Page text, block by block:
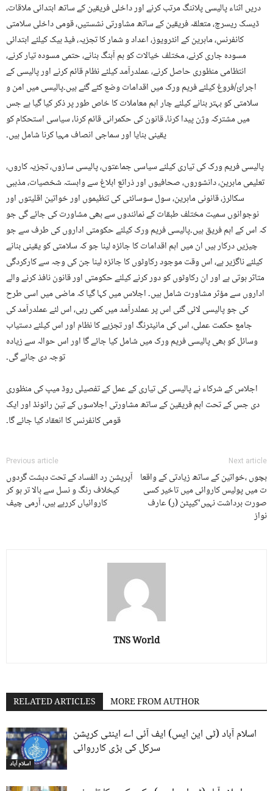
دریں اثناء پالیسی پلاننگ مرتب کرنے اور داخلی فریقین کے ساتھ ابتدائی ملاقات،
ڈیسک ریسرچ، متعلقہ فریقین کے ساتھ مشاورتی نشستیں، قومی داخلی سلامتی
کانفرنس، ماہرین کے انٹرویوز، اعداد و شمار کا تجزیہ، فیڈ بیک کیلئے ابتدائی
مسودہ جاری کرنے، مختلف خیالات کو ہم آہنگ بنانے، حتمی مسودہ تیار کرنے،
انتظامی منظوری حاصل کرنے، عملدرآمد کیلئے نظام قائم کرنے اور پالیسی کے
اجرائ/فروغ کیلئے فریم ورک میں اقدامات وضع کئے گئے ہیں۔پالیسی میں امن و
سلامتی کو بہتر بنانے کیلئے چار اہم معاملات کا خاص طور پر ذکر کیا گیا ہے جس
میں مشترکہ وژن پیدا کرنا، قانون کی حکمرانی قائم کرنا، سیاسی استحکام کو
یقینی بنایا اور سماجی انصاف مہیا کرنا شامل ہیں۔
پالیسی فریم ورک کی تیاری کیلئے سیاسی جماعتوں، پالیسی سازوں، تجزیہ کاروں،
تعلیمی ماہرین، دانشوروں، صحافیوں اور ذرائع ابلاغ سے وابستہ شخصیات، مذہبی
سکالرز، قانونی ماہرین، سول سوسائٹی کی تنظیموں اور خواتین اقلیتوں اور
نوجوانوں سمیت مختلف طبقات کے نمائندوں سے بھی مشاورت کی جائے گی جو
کہ اس کے اہم فریق ہیں۔پالیسی فریم ورک کیلئے حکومتی اداروں کی طرف سے جو
چیزیں درکار ہیں ان میں اہم اقدامات کا جائزہ لینا جو کہ سلامتی کو یقینی بنانے
کیلئے ناگزیر ہے، اس وقت موجود رکاوٹوں کا جائزہ لینا جن کی وجہ سے کارکردگی
متاثر ہوتی ہے اور ان رکاوٹوں کو دور کرنے کیلئے حکومتی اور قانون نافذ کرنے والے
اداروں سے مؤثر مشاورت شامل ہیں۔ اجلاس میں کہا گیا کہ ماضی میں اسی طرح
کی جو پالیسی لائی گئی اس پر عملدرآمد میں کمی رہی، اس لئے عملدرآمد کی
جامع حکمت عملی، اس کی مانیٹرنگ اور تجزیے کا نظام اور اس کیلئے دستیاب
وسائل کو بھی پالیسی فریم ورک میں شامل کیا جائے گا اور اس حوالہ سے زیادہ
توجہ دی جائے گی۔
اجلاس کے شرکاء نے پالیسی کی تیاری کے عمل کے تفصیلی روڈ میپ کی منظوری
دی جس کے تحت اہم فریقین کے ساتھ مشاورتی اجلاسوں کے تین رائونڈ اور ایک
قومی کانفرنس کا انعقاد کیا جائے گا۔
Previous article
آپریشن رد الفساد کے تحت دہشت گردوں
کیخلاف رنگ و نسل سے بالا تر ہو کر
کاروائیاں کررہے ہیں، آرمی چیف
Next article
بچوں ،خواتین کے ساتھ زیادتی کے واقعا
ت میں پولیس کاروائی میں تاخیر کسی
صورت برداشت نہیں‘کیپٹن (ر) عارف
نواز
TNS World
RELATED ARTICLES MORE FROM AUTHOR
اسلام آباد
اسلام آباد (ٹی این ایس) ایف آئی اے اینٹی کرپشن
سرکل کی بڑی کارروائی